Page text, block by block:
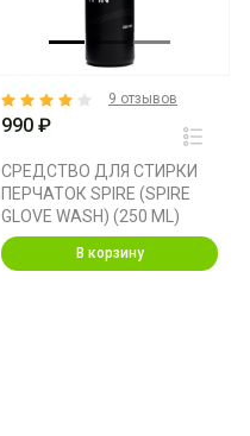
990 ₽
СРЕДСТВО ДЛЯ СТИРКИ
ПЕРЧАТОК SPIRE (SPIRE
GLOVE WASH) (250 ML)
9 отзывов
В корзину